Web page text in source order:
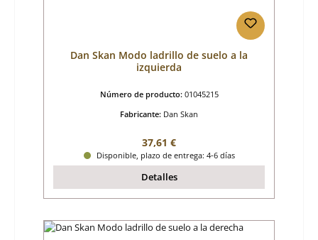
Dan Skan Modo ladrillo de suelo a la
izquierda
Número de producto: 01045215
Fabricante: Dan Skan
Precio normal:
37,61 €
Disponible, plazo de entrega: 4-6 días
Detalles